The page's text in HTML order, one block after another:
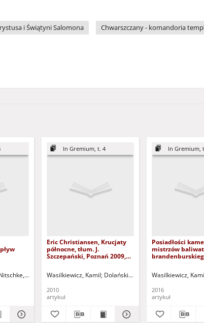
i Świątyni Salomona
Chwarszczany - komandoria
- red.
about
Bernadetta - red. Dolański, Dariusz - red.
In Gremium, t. 4
Eric Christiansen, Krucjaty
północne, tłum. J.
Szczepański, Poznań 2009,
Wasilkiewicz, Kamil Dolański, Dariusz - red. Nitschke,
2010
artykuł
In Gremium,
Posiadłości
mistrzów
XV wieku: zarys
Wasilkiewicz,
2016
artykuł